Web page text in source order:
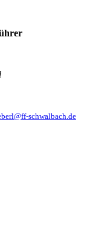
schwalbach.de